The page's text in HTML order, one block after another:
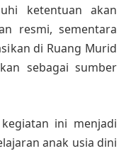
ketentuan akan
resmi, sementara
di Ruang Murid
sebagai sumber
ini menjadi
anak usia dini